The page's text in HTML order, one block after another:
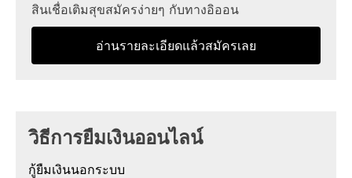
สินเชื่อเติมสุขสมัครง่ายๆ กับทางอิออน
อ่านรายละเอียดแล้วสมัครเลย
วิธีการยืมเงินออนไลน์
กู้ยืมเงินนอกระบบ